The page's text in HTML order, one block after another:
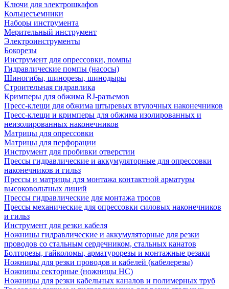
Ключи для электрошкафов
Кольцесъемники
Наборы инструмента
Мерительный инструмент
Электроинструменты
Бокорезы
Инструмент для опрессовки, помпы
Гидравлические помпы (насосы)
Шиногибы, шинорезы, шинодыры
Строительная гидравлика
Кримперы для обжима RJ-разъемов
Пресс-клещи для обжима штыревых втулочных наконечников
Пресс-клещи и кримперы для обжима изолированных и
неизолированных наконечников
Матрицы для опрессовки
Матрицы для перфорации
Инструмент для пробивки отверстии
Прессы гидравлические и аккумуляторные для опрессовки
наконечников и гильз
Прессы и матрицы для монтажа контактной арматуры
высоковольтных линий
Прессы гидравлические для монтажа тросов
Прессы механические для опрессовки силовых наконечников
и гильз
Инструмент для резки кабеля
Ножницы гидравлические и аккумуляторные для резки
проводов со стальным сердечником, стальных канатов
Болторезы, гайколомы, арматурорезы и монтажные резаки
Ножницы для резки проводов и кабелей (кабелерезы)
Ножницы секторные (ножницы НС)
Ножницы для резки кабельных каналов и полимерных труб